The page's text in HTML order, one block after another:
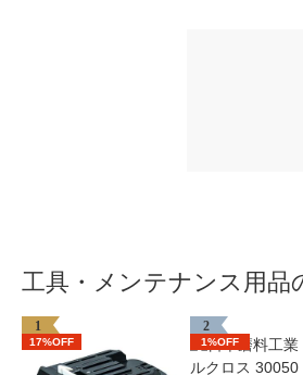
工具・メンテナンス用品
1
17%OFF
2
1%OFF